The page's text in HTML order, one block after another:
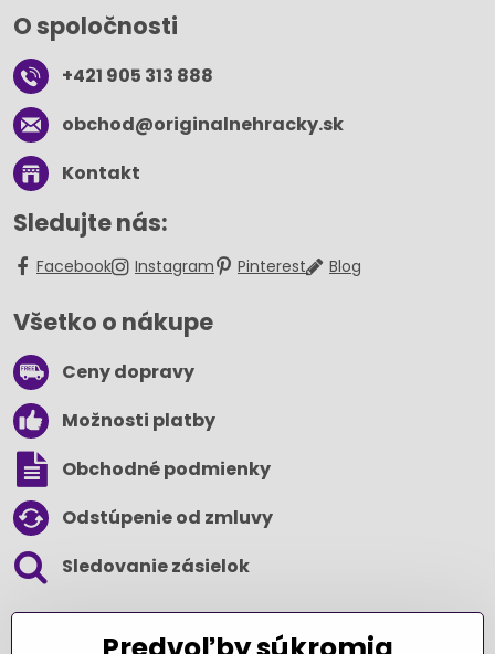
O spoločnosti
+421 905 313 888
obchod​@originalnehracky​.sk
Kontakt
Sledujte nás:
Facebook Instagram Pinterest Blog
Všetko o nákupe
Ceny dopravy
Možnosti platby
Obchodné podmienky
Odstúpenie od zmluvy
Sledovanie zásielok